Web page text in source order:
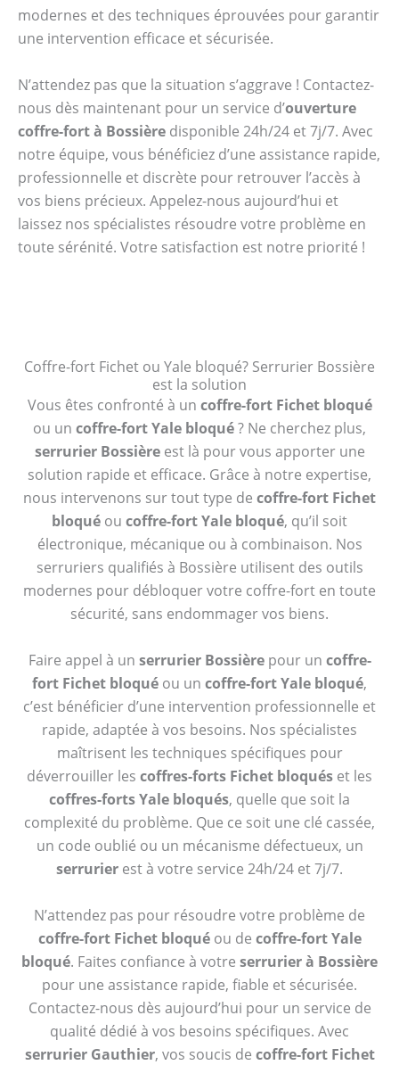
modernes et des techniques éprouvées pour garantir
une intervention efficace et sécurisée.
N’attendez pas que la situation s’aggrave ! Contactez-
nous dès maintenant pour un service d’ouverture
coffre-fort à Bossière disponible 24h/24 et 7j/7. Avec
notre équipe, vous bénéficiez d’une assistance rapide,
professionnelle et discrète pour retrouver l’accès à
vos biens précieux. Appelez-nous aujourd’hui et
laissez nos spécialistes résoudre votre problème en
toute sérénité. Votre satisfaction est notre priorité !
Coffre-fort Fichet ou Yale bloqué? Serrurier Bossière
est la solution
Vous êtes confronté à un coffre-fort Fichet bloqué
ou un coffre-fort Yale bloqué? Ne cherchez plus,
serrurier Bossièreest là pour vous apporter une
solution rapide et efficace. Grâce à notre expertise,
nous intervenons sur tout type de coffre-fort Fichet
bloqué ou coffre-fort Yale bloqué, qu’il soit
électronique, mécanique ou à combinaison. Nos
serruriers qualifiés à Bossière utilisent des outils
modernes pour débloquer votre coffre-fort en toute
sécurité, sans endommager vos biens.
Faire appel à un serrurier Bossièrepour un coffre-
fort Fichet bloqué ou un coffre-fort Yale bloqué,
c’est bénéficier d’une intervention professionnelle et
rapide, adaptée à vos besoins. Nos spécialistes
maîtrisent les techniques spécifiques pour
déverrouiller les coffres-forts Fichet bloqués et les
coffres-forts Yale bloqués, quelle que soit la
complexité du problème. Que ce soit une clé cassée,
un code oublié ou un mécanisme défectueux, un
serrurier est à votre service 24h/24 et 7j/7.
N’attendez pas pour résoudre votre problème de
coffre-fort Fichet bloquéou de coffre-fort Yale
bloqué. Faites confiance à votre serrurier à Bossière
pour une assistance rapide, fiable et sécurisée.
Contactez-nous dès aujourd’hui pour un service de
qualité dédié à vos besoins spécifiques. Avec
serrurier Gauthier, vos soucis de coffre-fort Fichet